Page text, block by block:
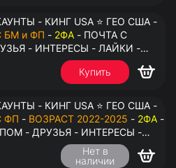
- КИНГ USA ⭐ ГЕО США -
БМ и ФП - 2ФА - ПОЧТА С
- ИНТЕРЕСЫ - ЛАЙКИ -
В АНТИДЕТЕКТ
Купить
- КИНГ USA ⭐ ГЕО США -
ФП - ВОЗРАСТ 2022-2025 - 2ФА -
- ДРУЗЬЯ - ИНТЕРЕСЫ -
- ПЕРЕДАЧА В
Нет в
наличии